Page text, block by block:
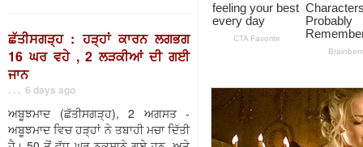
ਛੱਤੀਸਗੜ੍ਹ : ਹੜ੍ਹਾਂ ਕਾਰਨ ਲਗਭਗ
16 ਘਰ ਵਹੇ , 2 ਲੜਕੀਆਂ ਦੀ ਗਈ
ਜਾਨ
. . . 6 days ago
ਅਬੂਝਮਾਦ (ਛੱਤੀਸਗੜ੍ਹ), 2 ਅਗਸਤ -
ਅਬੂਝਮਾਦ ਵਿਚ ਹੜ੍ਹਾਂ ਨੇ ਤਬਾਹੀ ਮਚਾ ਦਿੱਤੀ